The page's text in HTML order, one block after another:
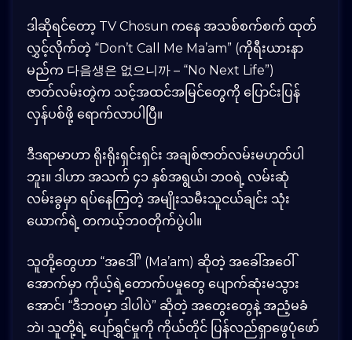
ဒါဆိုရင်တော့ TV Chosun ကနေ အသစ်စက်စက် ထုတ်
လွှင့်လိုက်တဲ့ “Don’t Call Me Ma’am” (ကိုရီးယားနာ
မည်က 다음생은 없으니까 – “No Next Life”)
ဇာတ်လမ်းတွဲက သင့်အထင်အမြင်တွေကို ပြောင်းပြန်
လှန်ပစ်ဖို့ ရောက်လာပါပြီ။
ဒီဒရာမာဟာ ရိုးရိုးရှင်းရှင်း အချစ်ဇာတ်လမ်းမဟုတ်ပါ
ဘူး။ ဒါဟာ အသက် ၄၁ နှစ်အရွယ်၊ ဘဝရဲ့ လမ်းဆုံ
လမ်းခွမှာ ရပ်နေကြတဲ့ အမျိုးသမီးသူငယ်ချင်း သုံး
ယောက်ရဲ့ တကယ့်ဘဝတိုက်ပွဲပါ။
သူတို့တွေဟာ “အဒေါ်” (Ma’am) ဆိုတဲ့ အခေါ်အဝေါ်
အောက်မှာ ကိုယ့်ရဲ့တောက်ပမှုတွေ ပျောက်ဆုံးမသွား
အောင်၊ “ဒီဘဝမှာ ဒါပါပဲ” ဆိုတဲ့ အတွေးတွေနဲ့ အညံ့မခံ
ဘဲ၊ သူတို့ရဲ့ ပျော်ရွှင်မှုကို ကိုယ်တိုင် ပြန်လည်ရှာဖွေပုံဖော်